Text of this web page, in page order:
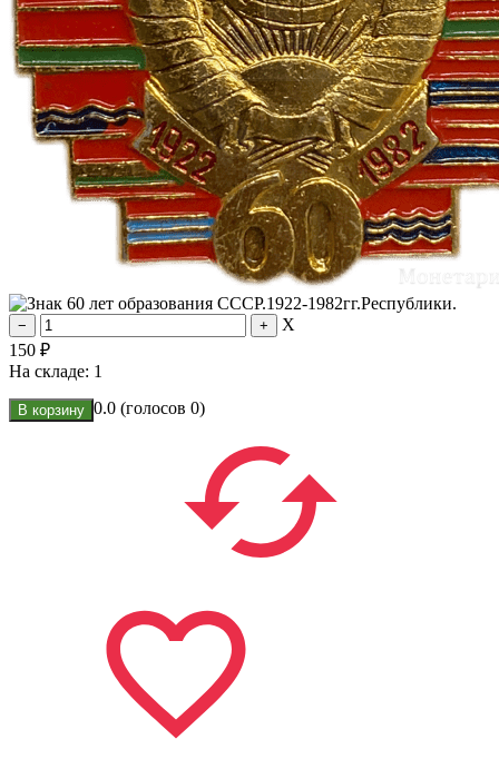
X
150 ₽
На складе: 1
0.0 (голосов 0)